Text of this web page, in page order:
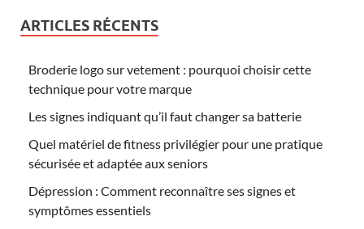
ARTICLES RÉCENTS
Broderie logo sur vetement : pourquoi choisir cette
technique pour votre marque
Les signes indiquant qu’il faut changer sa batterie
Quel matériel de fitness privilégier pour une pratique
sécurisée et adaptée aux seniors
Dépression : Comment reconnaître ses signes et
symptômes essentiels